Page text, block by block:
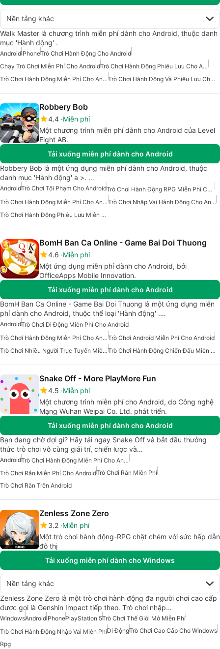
Nền tảng khác
Walk Master là chương trình miễn phí dành cho Android, thuộc danh
mục 'Hành động' .
AndroidiPhoneTrò Chơi Hành Động Cho Android
Chạy Trò Chơi Miễn Phí Cho Android
Trò Chơi Hành Động Phiêu Lưu Cho Android
Trò Chơi Hành Động Miễn Phí Cho Android
Trò Chơi Hành Động Và Phiêu Lưu Cho Android
Robbery Bob
4.4 Miễn phí
Một chương trình miễn phí dành cho Android của Level
Eight AB.
Tải xuống miễn phí dành cho Android
Robbery Bob là một ứng dụng miễn phí dành cho Android, thuộc
danh mục 'Hành động' a >. …
AndroidTrò Chơi Tội Phạm Cho Android
Trò Chơi Hành Động RPG Miễn Phí Cho Android
Trò Chơi Hành Động Miễn Phí Cho Android
Trò Chơi Nhập Vai Hành Động Cho Android
Trò Chơi Hành Động Phiêu Lưu Miễn Phí Cho Android
BomH Ban Ca Online - Game Bai Doi Thuong
4.6 Miễn phí
Một ứng dụng miễn phí dành cho Android, bởi
OfficeApps Mobile Innovation.
Tải xuống miễn phí dành cho Android
BomH Ban Ca Online - Game Bai Doi Thuong là một ứng dụng miễn
phí dành cho Android, thuộc thể loại 'Hành động' .…
AndroidTrò Chơi Di Động Miễn Phí Cho Android
Trò Chơi Hành Động Miễn Phí Cho AndroidTrò Chơi Android Miễn Phí Cho Android
Trò Chơi Nhiều Người Trực Tuyến Miễn Phí Cho Android
Trò Chơi Hành Động Chiến Đấu Miễn Phí Cho Android
Snake Off - More PlayMore Fun
4.5 Miễn phí
Một chương trình miễn phí cho Android, do Công nghệ
Mạng Wuhan Weipai Co. Ltd. phát triển.
Tải xuống miễn phí dành cho Android
Bạn đang chờ đợi gì? Hãy tải ngay Snake Off và bắt đầu thưởng
thức trò chơi vô cùng giải trí, chiến lược và…
Android
Trò Chơi Hành Động Miễn Phí Cho Android
Trò Chơi Rắn Miễn Phí Cho AndroidTrò Chơi Rắn Miễn Phí
Trò Chơi Rắn Trên Android
Zenless Zone Zero
3.2 Miễn phí
Một trò chơi hành động-RPG chặt chém với sức hấp dẫn
đô thị
Tải xuống miễn phí dành cho Windows
Nền tảng khác
Zenless Zone Zero là một trò chơi hành động đa người chơi cao cấp
được gọi là Genshin Impact tiếp theo. Trò chơi nhập…
WindowsAndroidiPhonePlayStation 5Trò Chơi Thế Giới Mở Miễn Phí
Trò Chơi Hành Động Nhập Vai Miễn PhíDi ĐộngTrò Chơi Cao Cấp Cho Windows
Rpg